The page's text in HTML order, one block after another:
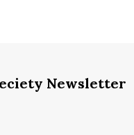
Newsletter